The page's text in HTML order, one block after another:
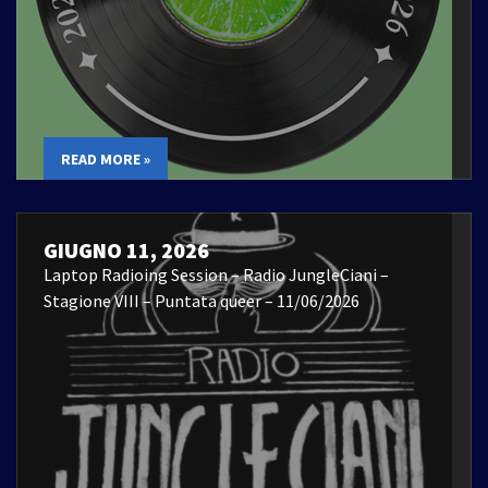
READ MORE »
GIUGNO 11, 2026
Laptop Radioing Session – Radio JungleCiani –
Stagione VIII – Puntata queer – 11/06/2026